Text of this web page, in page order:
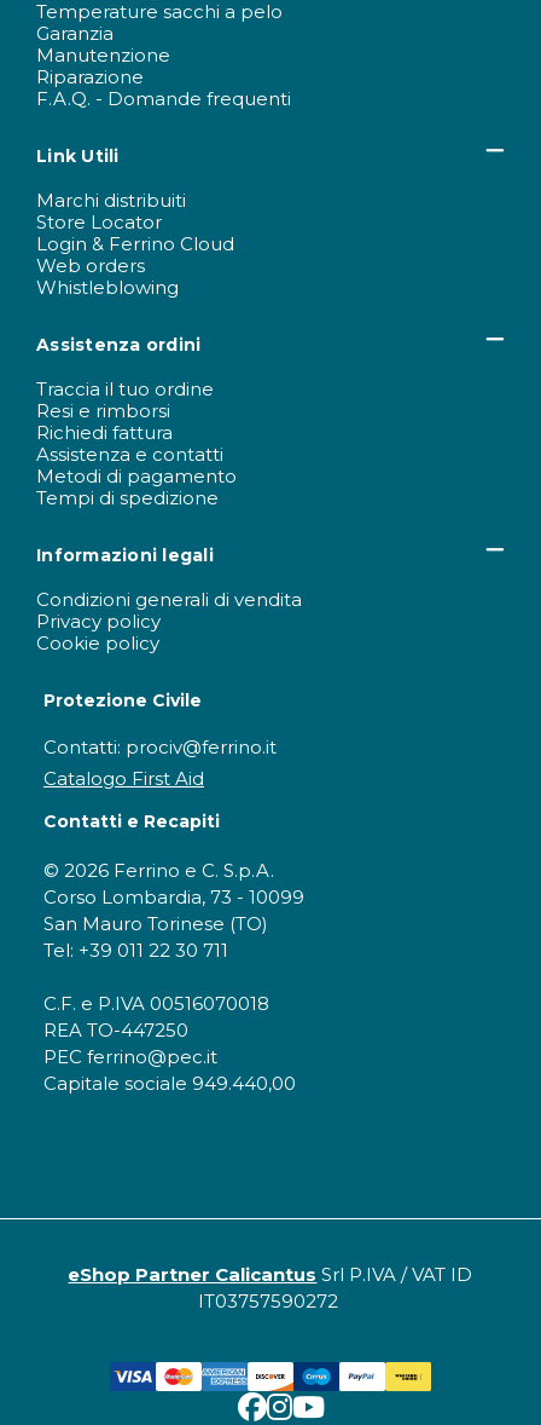
Temperature sacchi a pelo
Garanzia
Manutenzione
Riparazione
F.A.Q. - Domande frequenti
Link Utili
Marchi distribuiti
Store Locator
Login & Ferrino Cloud
Web orders
Whistleblowing
Assistenza ordini
Traccia il tuo ordine
Resi e rimborsi
Richiedi fattura
Assistenza e contatti
Metodi di pagamento
Tempi di spedizione
Informazioni legali
Condizioni generali di vendita
Privacy policy
Cookie policy
Protezione Civile
Contatti: prociv@ferrino.it
Catalogo First Aid
Contatti e Recapiti
© 2026 Ferrino e C. S.p.A.
Corso Lombardia, 73 - 10099
San Mauro Torinese (TO)
Tel: +39 011 22 30 711
C.F. e P.IVA 00516070018
REA TO-447250
PEC ferrino@pec.it
Capitale sociale 949.440,00
eShop Partner Calicantus Srl P.IVA / VAT ID
IT03757590272